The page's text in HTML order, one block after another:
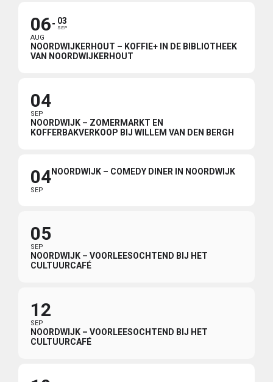
06
AUG
03
SEP
NOORDWIJKERHOUT – KOFFIE+ IN DE BIBLIOTHEEK
VAN NOORDWIJKERHOUT
04
SEP
NOORDWIJK – ZOMERMARKT EN
KOFFERBAKVERKOOP BIJ WILLEM VAN DEN BERGH
04
SEP
NOORDWIJK – COMEDY DINER IN NOORDWIJK
05
SEP
NOORDWIJK – VOORLEESOCHTEND BIJ HET
CULTUURCAFÉ
12
SEP
NOORDWIJK – VOORLEESOCHTEND BIJ HET
CULTUURCAFÉ